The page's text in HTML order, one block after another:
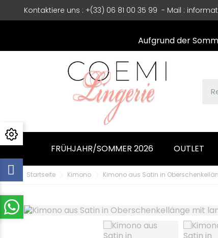
Kontaktiere uns : +(33) 06 81 00 35 99 - Mail :
Aufgrund der
FRÜHJAHR/SOMMER 2026 OUTLET
Startseite Kimono Kimono aus Satin in